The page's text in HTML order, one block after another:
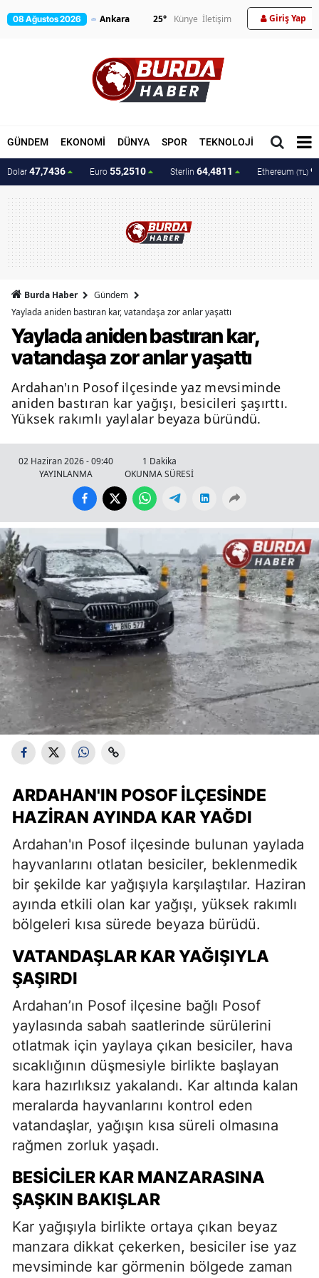
08 Ağustos 2026 25° Künye İletişim Giriş Yap
GÜNDEM EKONOMİ DÜNYA SPOR TEKNOLOJİ MAGAZİN
Dolar 47,7436 Euro 55,2510 Sterlin 64,4811 Ethereum (TL)
Burda Haber
Gündem
Yaylada aniden bastıran kar, vatandaşa zor anlar yaşattı
Yaylada aniden bastıran kar,
vatandaşa zor anlar yaşattı
Ardahan'ın Posof ilçesinde yaz mevsiminde
aniden bastıran kar yağışı, besicileri şaşırttı.
Yüksek rakımlı yaylalar beyaza büründü.
02 Haziran 2026 - 09:40
YAYINLANMA
1 Dakika
OKUNMA SÜRESİ
ARDAHAN'IN POSOF İLÇESINDE
HAZIRAN AYINDA KAR YAĞDI
Ardahan'ın Posof ilçesinde bulunan yaylada
hayvanlarını otlatan besiciler, beklenmedik
bir şekilde kar yağışıyla karşılaştılar. Haziran
ayında etkili olan kar yağışı, yüksek rakımlı
bölgeleri kısa sürede beyaza bürüdü.
VATANDAŞLAR KAR YAĞIŞIYLA
ŞAŞIRDI
Ardahan’ın Posof ilçesine bağlı Posof
yaylasında sabah saatlerinde sürülerini
otlatmak için yaylaya çıkan besiciler, hava
sıcaklığının düşmesiyle birlikte başlayan
kara hazırlıksız yakalandı. Kar altında kalan
meralarda hayvanlarını kontrol eden
vatandaşlar, yağışın kısa süreli olmasına
rağmen zorluk yaşadı.
BESICILER KAR MANZARASINA
ŞAŞKIN BAKIŞLAR
Kar yağışıyla birlikte ortaya çıkan beyaz
manzara dikkat çekerken, besiciler ise yaz
mevsiminde kar görmenin bölgede zaman